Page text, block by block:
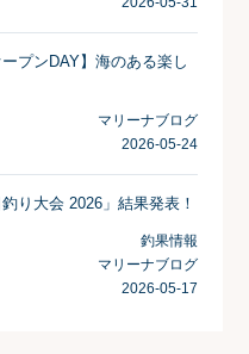
ープンDAY】海のある楽し
マリーナブログ
2026-05-24
釣り大会 2026」結果発表！
釣果情報
マリーナブログ
2026-05-17